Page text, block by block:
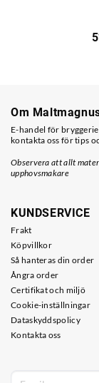
Om
E-handel för
kontakta oss för tips
Observera att allt
upphovsmakare
KUNDSERVICE
Frakt
Köpvillkor
Så hanteras din order
Ångra order
Certifikat och miljö
Cookie-inställningar
Dataskyddspolicy
Kontakta oss